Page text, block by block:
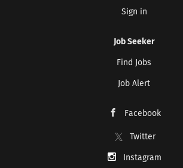
Sign in
Job Seeker
Find Jobs
Job Alert
Facebook
Twitter
Instagram